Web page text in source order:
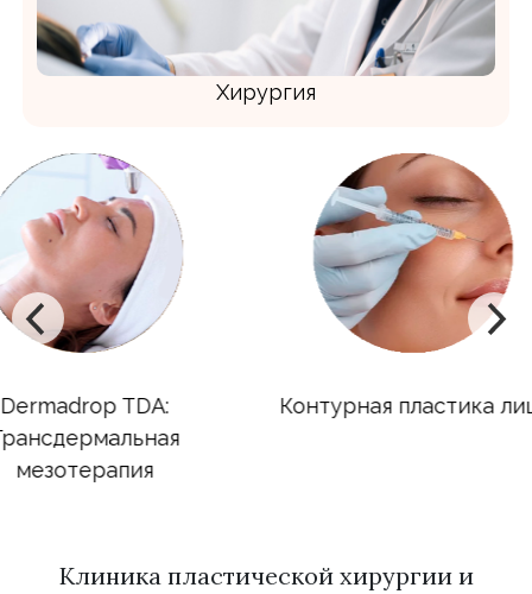
Хирургия
Контурная пластика лица
Клиника пластической хирургии и